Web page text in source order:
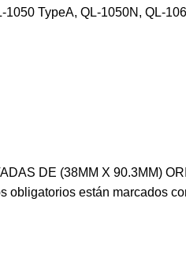
TypeA, QL-1050N, QL-
DE (38MM X 90.3MM)
obligatorios están marcados